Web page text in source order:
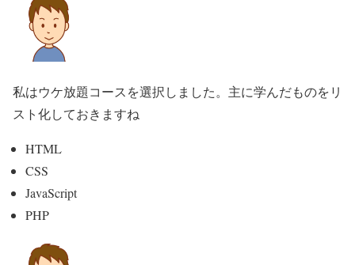
私はウケ放題コースを選択しました。主に学んだものをリ
スト化しておきますね
HTML
CSS
JavaScript
PHP